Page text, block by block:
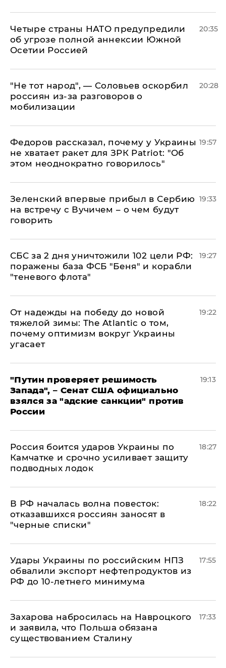
Четыре страны НАТО предупредили
об угрозе полной аннексии Южной
Осетии Россией
20:35
​"Не тот народ", — Соловьев оскорбил
россиян из-за разговоров о
мобилизации
20:28
Федоров рассказал, почему у Украины
не хватает ракет для ЗРК Patriot: "Об
этом неоднократно говорилось"
19:57
Зеленский впервые прибыл в Сербию
на встречу с Вучичем – о чем будут
говорить
19:33
СБС за 2 дня уничтожили 102 цели РФ:
поражены база ФСБ "Беня" и корабли
"теневого флота"
19:27
От надежды на победу до новой
тяжелой зимы: The Atlantic о том,
почему оптимизм вокруг Украины
угасает
19:22
"Путин проверяет решимость
Запада", – Сенат США официально
взялся за "адские санкции" против
России
19:13
Россия боится ударов Украины по
Камчатке и срочно усиливает защиту
подводных лодок
18:27
​В РФ началась волна повесток:
отказавшихся россиян заносят в
"черные списки"
18:22
Удары Украины по российским НПЗ
обвалили экспорт нефтепродуктов из
РФ до 10-летнего минимума
17:55
​Захарова набросилась на Навроцкого
и заявила, что Польша обязана
существованием Сталину
17:33